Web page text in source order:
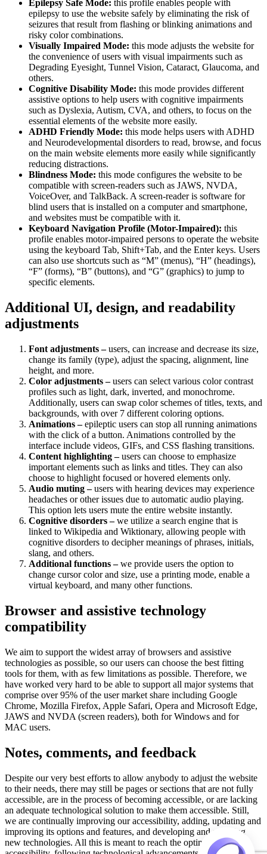
Epilepsy Safe Mode: this profile enables people with
epilepsy to use the website safely by eliminating the risk of
seizures that result from flashing or blinking animations and
risky color combinations.
Visually Impaired Mode: this mode adjusts the website for
the convenience of users with visual impairments such as
Degrading Eyesight, Tunnel Vision, Cataract, Glaucoma, and
others.
Cognitive Disability Mode: this mode provides different
assistive options to help users with cognitive impairments
such as Dyslexia, Autism, CVA, and others, to focus on the
essential elements of the website more easily.
ADHD Friendly Mode: this mode helps users with ADHD
and Neurodevelopmental disorders to read, browse, and focus
on the main website elements more easily while significantly
reducing distractions.
Blindness Mode: this mode configures the website to be
compatible with screen-readers such as JAWS, NVDA,
VoiceOver, and TalkBack. A screen-reader is software for
blind users that is installed on a computer and smartphone,
and websites must be compatible with it.
Keyboard Navigation Profile (Motor-Impaired): this
profile enables motor-impaired persons to operate the website
using the keyboard Tab, Shift+Tab, and the Enter keys. Users
can also use shortcuts such as “M” (menus), “H” (headings),
“F” (forms), “B” (buttons), and “G” (graphics) to jump to
specific elements.
Additional UI, design, and readability
adjustments
Font adjustments –users, can increase and decrease its size,
change its family (type), adjust the spacing, alignment, line
height, and more.
Color adjustments –users can select various color contrast
profiles such as light, dark, inverted, and monochrome.
Additionally, users can swap color schemes of titles, texts, and
backgrounds, with over 7 different coloring options.
Animations –epileptic users can stop all running animations
with the click of a button. Animations controlled by the
interface include videos, GIFs, and CSS flashing transitions.
Content highlighting –users can choose to emphasize
important elements such as links and titles. They can also
choose to highlight focused or hovered elements only.
Audio muting –users with hearing devices may experience
headaches or other issues due to automatic audio playing.
This option lets users mute the entire website instantly.
Cognitive disorders –we utilize a search engine that is
linked to Wikipedia and Wiktionary, allowing people with
cognitive disorders to decipher meanings of phrases, initials,
slang, and others.
Additional functions –we provide users the option to
change cursor color and size, use a printing mode, enable a
virtual keyboard, and many other functions.
Browser and assistive technology
compatibility
We aim to support the widest array of browsers and assistive
technologies as possible, so our users can choose the best fitting
tools for them, with as few limitations as possible. Therefore, we
have worked very hard to be able to support all major systems that
comprise over 95% of the user market share including Google
Chrome, Mozilla Firefox, Apple Safari, Opera and Microsoft Edge,
JAWS and NVDA (screen readers), both for Windows and for
MAC users.
Notes, comments, and feedback
Despite our very best efforts to allow anybody to adjust the website
to their needs, there may still be pages or sections that are not fully
accessible, are in the process of becoming accessible, or are lacking
an adequate technological solution to make them accessible. Still,
we are continually improving our accessibility, adding, updating and
improving its options and features, and developing and adopting
new technologies. All this is meant to reach the optimal level of